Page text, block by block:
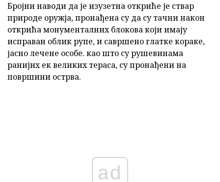
Бројни наводи да је изузетна откриће је ствар
природе оружја, пронађена су да су тачни након
открића монументалних блокова који имају
исправан облик рупе, и савршено глатке кораке,
јасно лечене особе. као што су рушевинама
ранијих ек великих тераса, су пронађени на
површини острва.
ad